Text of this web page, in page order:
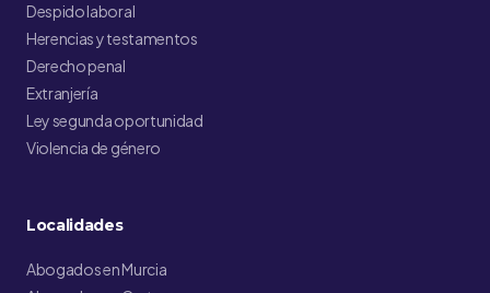
Despido laboral
Herencias y testamentos
Derecho penal
Extranjería
Ley segunda oportunidad
Violencia de género
Localidades
Abogados en Murcia